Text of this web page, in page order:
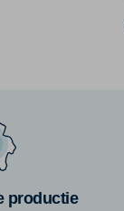
productie